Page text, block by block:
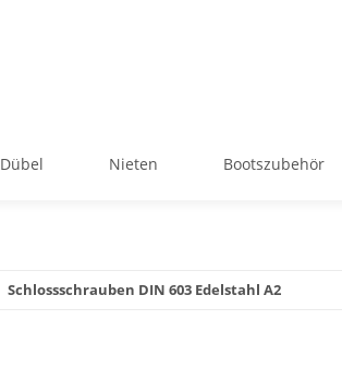
Dübel Nieten Bootszubehör
Schlossschrauben DIN 603 Edelstahl A2